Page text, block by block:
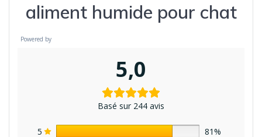
aliment humide pour chat
Powered by
5,0
Basé sur 244 avis
5
81%